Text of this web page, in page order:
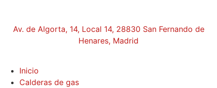
Av. de Algorta, 14, Local 14, 28830 San Fernando de
Henares, Madrid
Inicio
Calderas de gas